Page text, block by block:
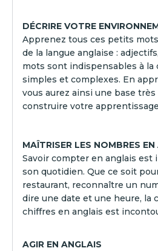
DÉCRIRE VOTRE
Apprenez tous ces petits
de la langue anglaise :
mots sont indispensables à la
simples et complexes. En
vous aurez ainsi une base
construire votre
MAÎTRISER LES NOMBRES
Savoir compter en anglais est
son quotidien. Que ce soit
restaurant, reconnaître un
dire une date et une heure, la
chiffres en anglais est
AGIR EN ANGLAIS